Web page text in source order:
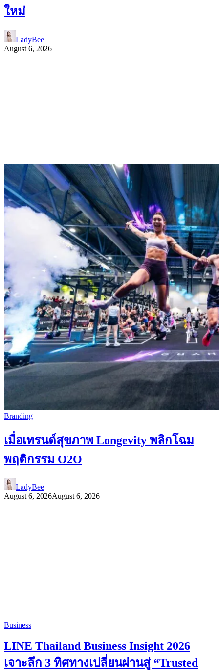
ใหม่
LadyBee
August 6, 2026
Branding
เมื่อเทรนด์สุขภาพ Longevity พลิกโฉม
พฤติกรรม O2O
LadyBee
August 6, 2026August 6, 2026
Business
LINE Thailand Business Insight 2026
เจาะลึก 3 ทิศทางเปลี่ยนผ่านสู่ “Trusted